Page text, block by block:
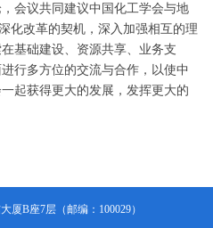
会议共同建议中国化工学会与地
化改革的契机，深入加强相互的理
基础建设、资源共享、业务支
行多方位的交流与合作，以使中
起获得更大的发展，发挥更大的
厦B座7层（邮编：100029）